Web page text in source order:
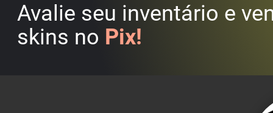
Avalie seu inventário e
skins no Pix!